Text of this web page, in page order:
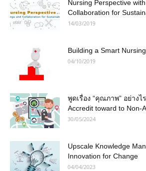
Nursing Perspective
Collaboration for
14/03/2019
Building a Smart
04/10/2019
พูดเรื่อง “คุณภาพ” อย่างไ
Accredit toward to Non-
30/05/2024
Upscale Knowledge
Innovation for Change
04/04/2023